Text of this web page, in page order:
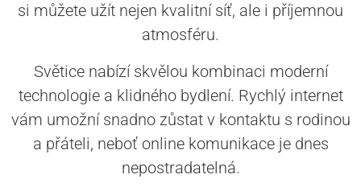
si můžete užít nejen kvalitní síť, ale i příjemnou
atmosféru.
Světice nabízí skvělou kombinaci moderní
technologie a klidného bydlení. Rychlý internet
vám umožní snadno zůstat v kontaktu s rodinou
a přáteli, neboť online komunikace je dnes
nepostradatelná.